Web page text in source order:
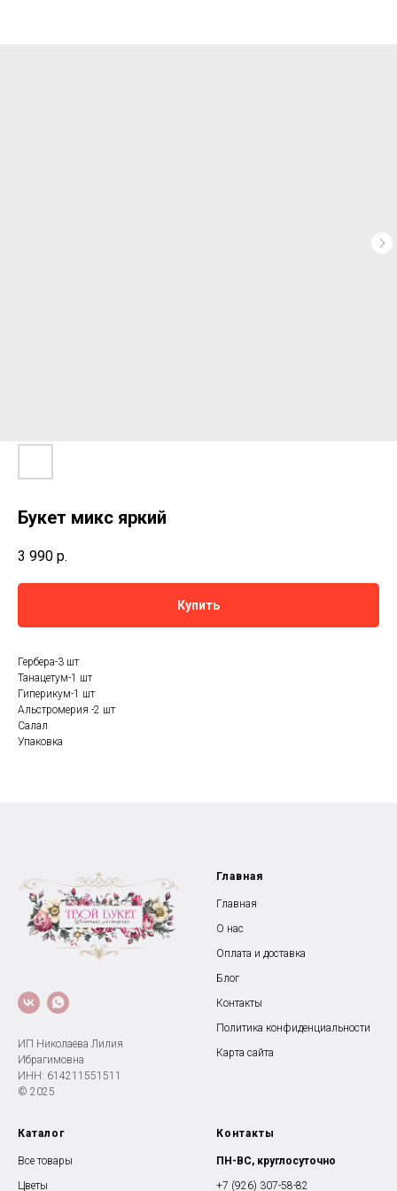
Букет микс яркий
3 990 р.
Купить
Гербера-3 шт
Танацетум-1 шт
Гиперикум-1 шт
Альстромерия -2 шт
Салал
Упаковка
ИП Николаева Лилия
Ибрагимовна
ИНН: 614211551511
© 2025
Главная
Главная
О нас
Оплата и доставка
Блог
Контакты
Политика конфиденциальности
Карта сайта
Каталог
Все товары
Цветы
Контакты
ПН-ВС, круглосуточно
+7 (926) 307-58-82